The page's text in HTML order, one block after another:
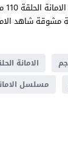
الامانة
مسلسل